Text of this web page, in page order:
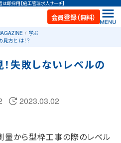
即採用【施工管理求人サーチ】
会員登録（無料）
学ぶ
方と は！？
失敗しないレベルの
2023.03.02
量から型枠工事の際のレベル